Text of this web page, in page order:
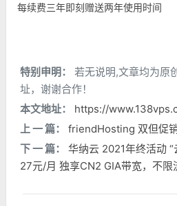
每续费三年即刻赠送两年使用时间
特别申明：
若无说明,文章均为原
址，谢谢合作！
本文地址：
https://
上 一 篇：
friendHosting 双但促
下 一 篇：
华纳云 2021年终活动
27元/月 独享CN2 GIA带宽，不限